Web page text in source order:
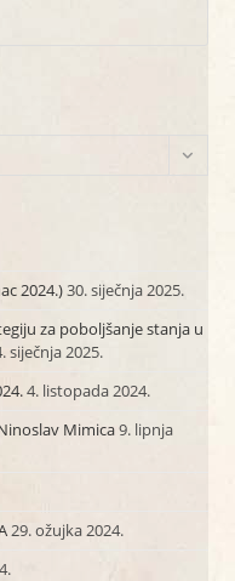
2024.)30. siječnja 2025.
za poboljšanje stanja u
siječnja 2025.
4. listopada 2024.
Mimica9. lipnja
29. ožujka 2024.